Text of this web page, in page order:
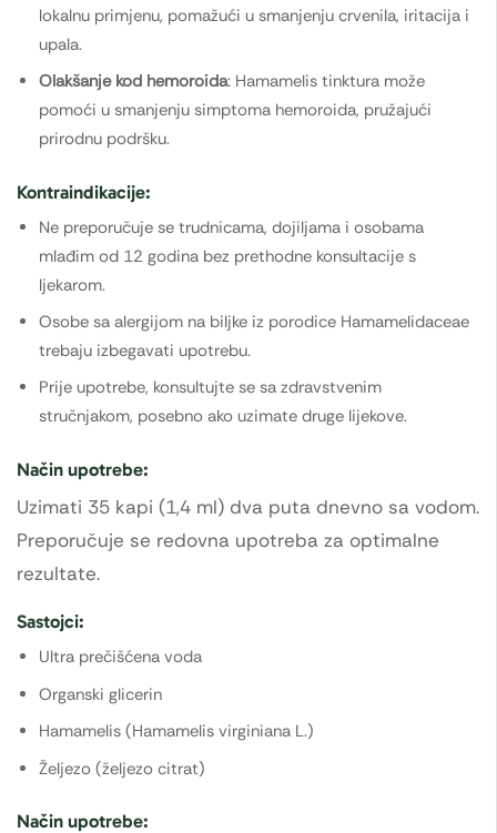
lokalnu primjenu, pomažući u smanjenju crvenila, iritacija i
upala.
Olakšanje kod hemoroida: Hamamelis tinktura može
pomoći u smanjenju simptoma hemoroida, pružajući
prirodnu podršku.
Kontraindikacije:
Ne preporučuje se trudnicama, dojiljama i osobama
mlađim od 12 godina bez prethodne konsultacije s
ljekarom.
Osobe sa alergijom na biljke iz porodice Hamamelidaceae
trebaju izbegavati upotrebu.
Prije upotrebe, konsultujte se sa zdravstvenim
stručnjakom, posebno ako uzimate druge lijekove.
Način upotrebe:
Uzimati 35 kapi (1,4 ml) dva puta dnevno sa vodom.
Preporučuje se redovna upotreba za optimalne
rezultate.
Sastojci:
Ultra prečišćena voda
Organski glicerin
Hamamelis (Hamamelis virginiana L.)
Željezo (željezo citrat)
Način upotrebe: